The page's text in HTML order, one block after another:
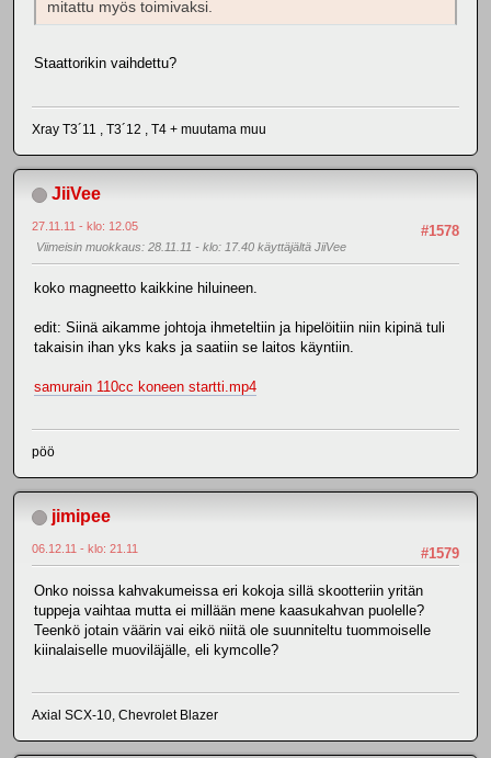
mitattu myös toimivaksi.
Staattorikin vaihdettu?
Xray T3´11 , T3´12 , T4 + muutama muu
JiiVee
#1578
27.11.11 - klo: 12.05
Viimeisin muokkaus: 28.11.11 - klo: 17.40 käyttäjältä JiiVee
koko magneetto kaikkine hiluineen.
edit: Siinä aikamme johtoja ihmeteltiin ja hipelöitiin niin kipinä tuli
takaisin ihan yks kaks ja saatiin se laitos käyntiin.
samurain 110cc koneen startti.mp4
pöö
jimipee
#1579
06.12.11 - klo: 21.11
Onko noissa kahvakumeissa eri kokoja sillä skootteriin yritän
tuppeja vaihtaa mutta ei millään mene kaasukahvan puolelle?
Teenkö jotain väärin vai eikö niitä ole suunniteltu tuommoiselle
kiinalaiselle muoviläjälle, eli kymcolle?
Axial SCX-10, Chevrolet Blazer